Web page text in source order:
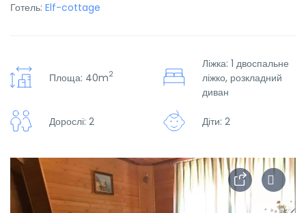
Готель: Elf-cottage
Площа: 40m2
Ліжка: 1 двоспальне
ліжко, розкладний
диван
Дорослі: 2 Діти: 2